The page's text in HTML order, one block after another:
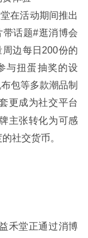
在活动期间推出
话题#逛消博会
边每日200份的
与扭蛋抽奖的设
包等多款潮品制
更成为社交平台
主张转化为可感
社交货币。
禾堂正通过消博